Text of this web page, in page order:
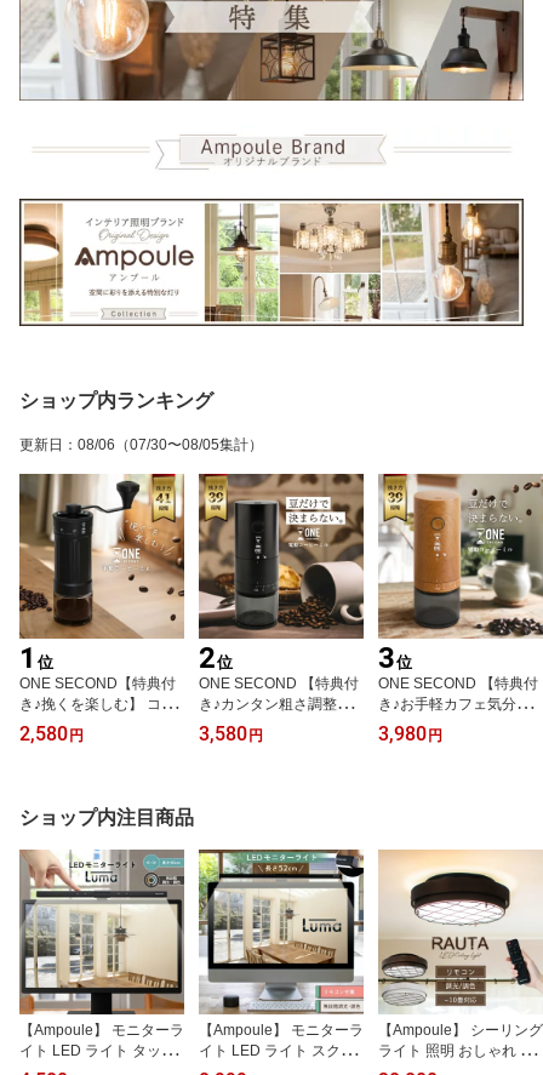
ショップ内ランキング
更新日 ： 08/06 （07/30〜08/05集計）
1 位
ONE SECOND【特典付
き♪挽くを楽しむ】 コー
ヒーミル 手動 手挽き 手
動コーヒーミル 41段階
い アウトドア コンパク
ト ダイヤル 静音 珈琲 コ
ーヒー豆 グラインダー
粗挽き 細挽き 粒度調整
プレゼント ワンセカンド
2,580円
2位
ONE SECOND 【特典付
き♪カンタン粗さ調整】
コーヒーミル 電動 39段
階 臼式 コニカル式 セラ
ンダー 粗挽き 細挽き 珈
琲豆 粒度調整 自動停止
電動コーヒーミル ワンセ
カンド
3,580円
3位
ONE SECOND 【特典付
き♪お手軽カフェ気分】
コーヒーミル 電動 39段
階 臼式 コニカル式 セラ
ンダー 粗挽き 細挽き 粒
度調整 自動停止 木目 電
動コーヒーミル ワンセカ
3,980円
ショップ内注目商品
【Ampoule】 モニターラ
イト LED ライト タッチ
式 スクリーンバー ディ
【Ampoule】 モニターラ
イト LED ライト スクリ
ーンバー ディスプレイ
【Ampoule】 シーリング
ライト 照明 おしゃれ LE
Dシーリングライト アイ